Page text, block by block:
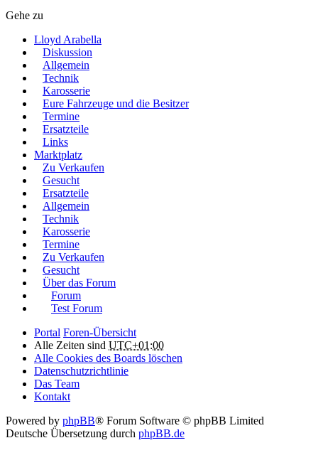
Gehe zu
Lloyd Arabella
Diskussion
Allgemein
Technik
Karosserie
Eure Fahrzeuge und die Besitzer
Termine
Ersatzteile
Links
Marktplatz
Zu Verkaufen
Gesucht
Ersatzteile
Allgemein
Technik
Karosserie
Termine
Zu Verkaufen
Gesucht
Über das Forum
Forum
Test Forum
Portal Foren-Übersicht
Alle Zeiten sind UTC+01:00
Alle Cookies des Boards löschen
Datenschutzrichtlinie
Das Team
Kontakt
Powered by phpBB® Forum Software © phpBB Limited
Deutsche Übersetzung durch phpBB.de